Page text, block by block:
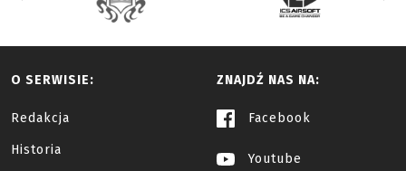
O SERWISIE:
Redakcja
Historia
ZNAJDŹ NAS NA:
Facebook
Youtube